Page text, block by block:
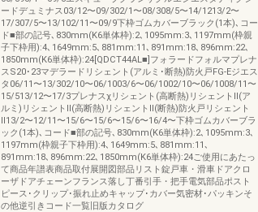
ードデュミナス03/12〜09/302/1〜08/308/5〜14/1213/2〜
17/307/5〜13/102/11〜09/9下枠ゴムカバーブラック(1本)､コー
ド■部の記号､830mm(K6単体枠):2､1095mm:3､1197mm(枠親
子下枠用):4､1649mm:5､881mm:11､891mm:18､896mm:22､
1850mm(K6単体枠):24[QDCT44AL■]フォラードフォルマプレナ
スS20･23マデラードリシェント(アルミ･断熱)防火戸FG-Eジエス
タ06/11〜13/302/10〜06/1003/6〜06/1002/10〜06/1008/11〜
15/513/12〜17/3プレナスχリシェント(高断熱)リシェントⅡ(ア
ルミ)リシェントⅡ(高断熱)リシェントⅡ(断熱)防火戸リシェント
Ⅱ13/2〜12/11〜15/6〜15/6〜15/6〜16/4〜下枠ゴムカバーブラ
ック(1本)､コード■部の記号､830mm(K6単体枠):2､1095mm:3､
1197mm(枠親子下枠用):4､1649mm:5､881mm:11､
891mm:18､896mm:22､1850mm(K6単体枠):24ご使用にあたっ
て商品年譜表商品取付展開図部品リスト錠戸車・滑車ドアクロ
ーザドアチェーンフランス落し丁番引手・把手電気部品ポスト
ピース･クリップ･振れ止めキャップ･カバー気密材･パッキンそ
の他逆引きコード一覧旧版カタログ